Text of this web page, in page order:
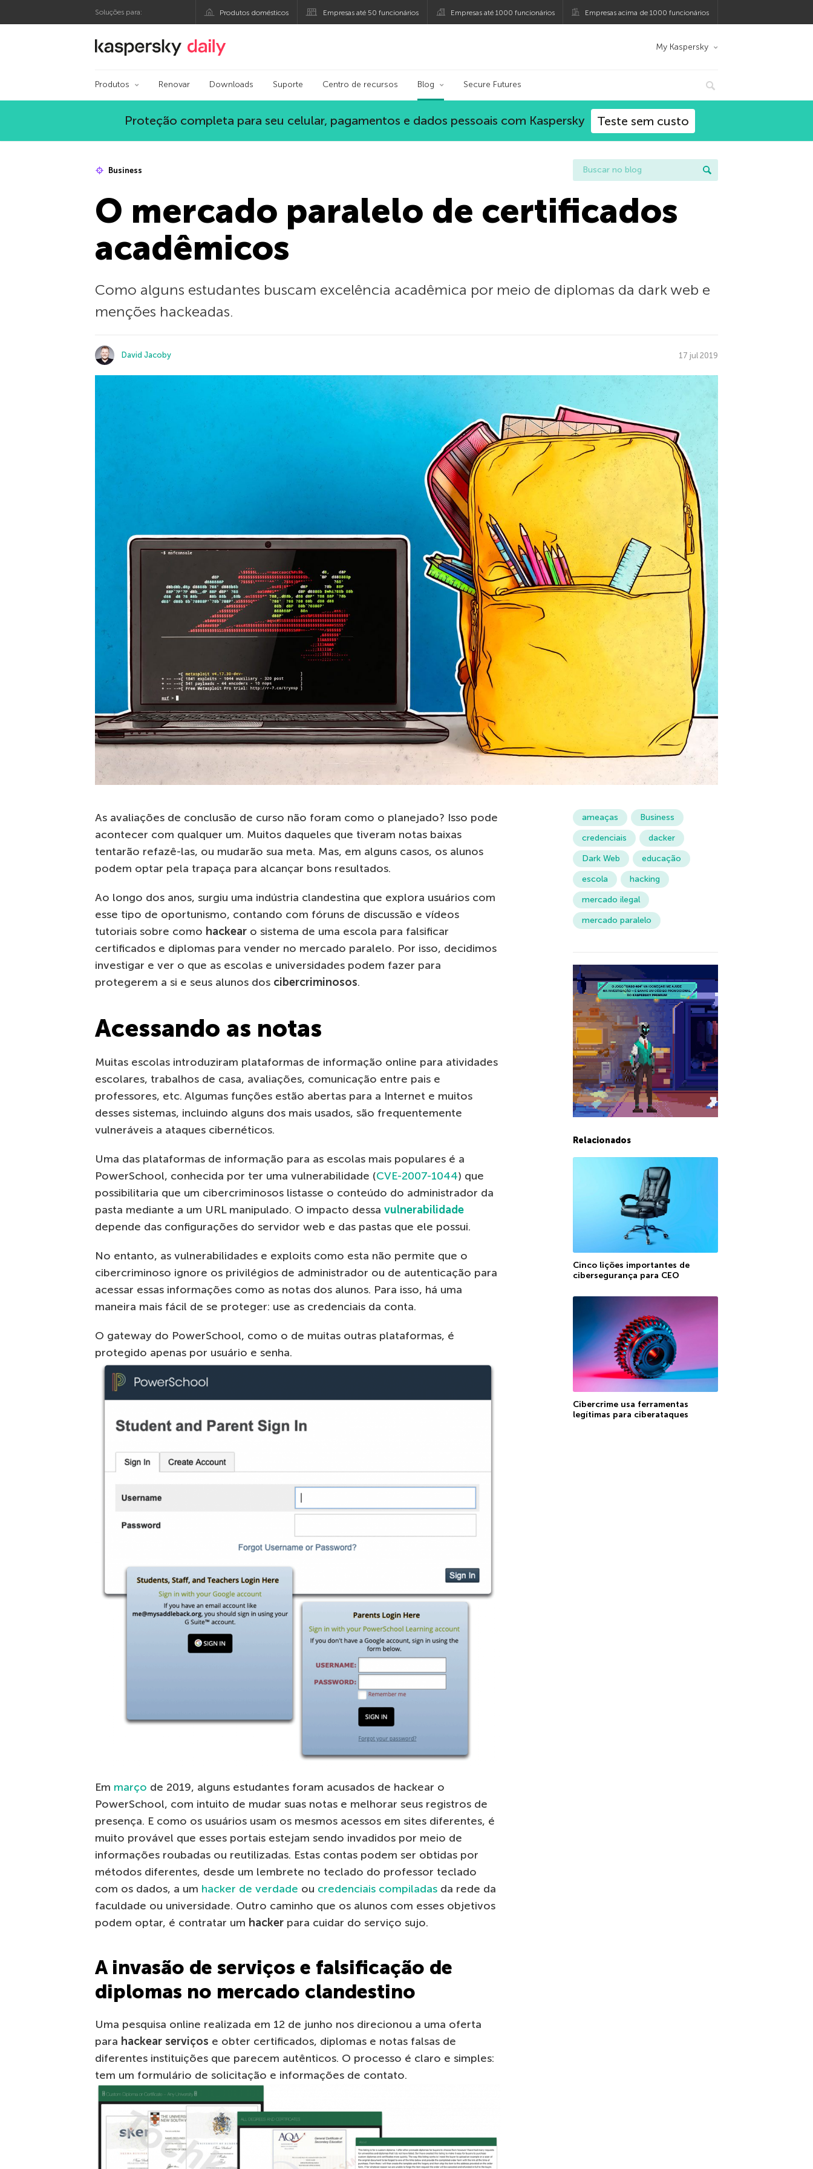
Soluções para: Produtos domésticos Empresas até 50 funcionários Empresas até 1000 funcionários Empresas acima de 1000 funcionários
Blog oficial da Kaspersky My Kaspersky
Produtos Renovar Downloads Suporte Centro de recursos Blog Secure Futures
Proteção completa para seu celular, pagamentos e dados pessoais com Kaspersky Teste sem custo
Business
O mercado paralelo de certificados
acadêmicos
Como alguns estudantes buscam excelência acadêmica por meio de diplomas da dark web e
menções hackeadas.
David Jacoby 17 jul 2019
As avaliações de conclusão de curso não foram como o planejado? Isso pode
acontecer com qualquer um. Muitos daqueles que tiveram notas baixas
tentarão refazê-las, ou mudarão sua meta. Mas, em alguns casos, os alunos
podem optar pela trapaça para alcançar bons resultados.
Ao longo dos anos, surgiu uma indústria clandestina que explora usuários com
esse tipo de oportunismo, contando com fóruns de discussão e vídeos
tutoriais sobre como hackear o sistema de uma escola para falsificar
certificados e diplomas para vender no mercado paralelo. Por isso, decidimos
investigar e ver o que as escolas e universidades podem fazer para
protegerem a si e seus alunos dos cibercriminosos.
Acessando as notas
Muitas escolas introduziram plataformas de informação online para atividades
escolares, trabalhos de casa, avaliações, comunicação entre pais e
professores, etc. Algumas funções estão abertas para a Internet e muitos
desses sistemas, incluindo alguns dos mais usados, são frequentemente
vulneráveis ​​a ataques cibernéticos.
Uma das plataformas de informação para as escolas mais populares é a
PowerSchool, conhecida por ter uma vulnerabilidade (CVE-2007-1044) que
possibilitaria que um cibercriminosos listasse o conteúdo do administrador da
pasta mediante a um URL manipulado. O impacto dessa vulnerabilidade
depende das configurações do servidor web e das pastas que ele possui.
No entanto, as vulnerabilidades e exploits como esta não permite que o
cibercriminoso ignore os privilégios de administrador ou de autenticação para
acessar essas informações como as notas dos alunos. Para isso, há uma
maneira mais fácil de se proteger: use as credenciais da conta.
O gateway do PowerSchool, como o de muitas outras plataformas, é
protegido apenas por usuário e senha.
Em março de 2019, alguns estudantes foram acusados ​​de hackear o
PowerSchool, com intuito de mudar suas notas e melhorar seus registros de
presença. E como os usuários usam os mesmos acessos em sites diferentes, é
muito provável que esses portais estejam sendo invadidos por meio de
informações roubadas ou reutilizadas. Estas contas podem ser obtidas por
métodos diferentes, desde um lembrete no teclado do professor teclado
com os dados, a um hacker de verdade ou credenciais compiladas da rede da
faculdade ou universidade. Outro caminho que os alunos com esses objetivos
podem optar, é contratar um hacker para cuidar do serviço sujo.
A invasão de serviços e falsificação de
diplomas no mercado clandestino
Uma pesquisa online realizada em 12 de junho nos direcionou a uma oferta
para hackear serviços e obter certificados, diplomas e notas falsas de
diferentes instituições que parecem autênticos. O processo é claro e simples:
tem um formulário de solicitação e informações de contato.
ameaças
Business
credenciais
dacker
Dark Web
educação
escola
hacking
mercado ilegal
mercado paralelo
Relacionados
Cinco lições importantes de
cibersegurança para CEO
Cibercrime usa ferramentas
legítimas para ciberataques